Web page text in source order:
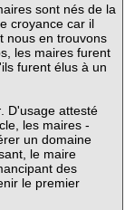
sont nés de la
croyance car il
nous en trouvons
les maires furent
furent élus à un
. D'usage attesté
les maires -
un domaine
le maire
des
le premier